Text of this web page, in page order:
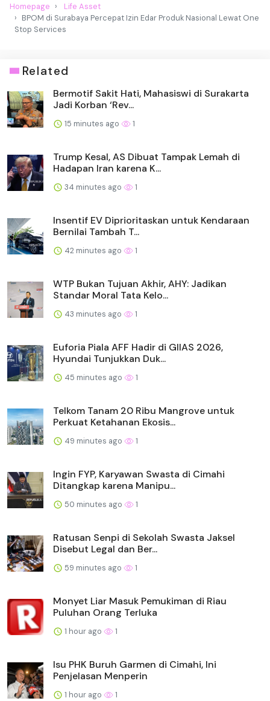
Homepage
Life Asset
BPOM di Surabaya Percepat Izin Edar Produk Nasional Lewat One
Stop Services
Related
Bermotif Sakit Hati, Mahasiswi di Surakarta
Jadi Korban ‘Rev...
15 minutes ago 1
Trump Kesal, AS Dibuat Tampak Lemah di
Hadapan Iran karena K...
34 minutes ago 1
Insentif EV Diprioritaskan untuk Kendaraan
Bernilai Tambah T...
42 minutes ago 1
WTP Bukan Tujuan Akhir, AHY: Jadikan
Standar Moral Tata Kelo...
43 minutes ago 1
Euforia Piala AFF Hadir di GIIAS 2026,
Hyundai Tunjukkan Duk...
45 minutes ago 1
Telkom Tanam 20 Ribu Mangrove untuk
Perkuat Ketahanan Ekosis...
49 minutes ago 1
Ingin FYP, Karyawan Swasta di Cimahi
Ditangkap karena Manipu...
50 minutes ago 1
Ratusan Senpi di Sekolah Swasta Jaksel
Disebut Legal dan Ber...
59 minutes ago 1
Monyet Liar Masuk Pemukiman di Riau
Puluhan Orang Terluka
1 hour ago 1
Isu PHK Buruh Garmen di Cimahi, Ini
Penjelasan Menperin
1 hour ago 1